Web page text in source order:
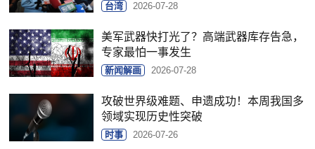
台湾 2026-07-28
美军武器快打光了？高端武器库存告急，
专家最怕一事发生
新闻解画 2026-07-28
攻破世界级难题、申遗成功！本周我国多
领域实现历史性突破
时事 2026-07-26